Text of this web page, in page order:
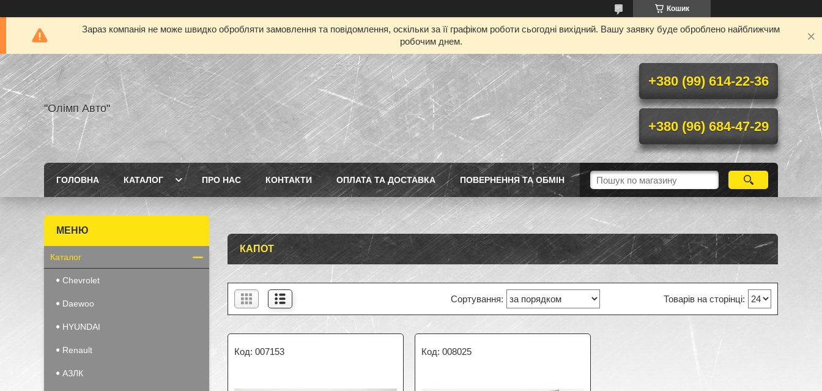
Кошик
Зараз компанія не може швидко обробляти замовлення та повідомлення, оскільки за її графіком роботи сьогодні вихідний. Вашу заявку буде оброблено найближчим
робочим днем.
"Олімп Авто"
+380 (99) 614-22-36
+380 (96) 684-47-29
ГОЛОВНА КАТАЛОГ ПРО НАС КОНТАКТИ ОПЛАТА ТА ДОСТАВКА ПОВЕРНЕННЯ ТА ОБМІН
КАПОТ
007153 008025
Каталог
Chevrolet
Daewoo
HYUNDAI
Renault
АЗЛК